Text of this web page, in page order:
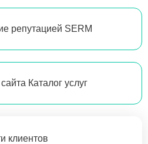
репутацией SERM
Каталог услуг
клиентов